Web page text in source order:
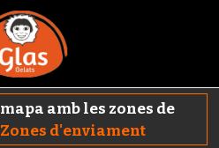
amb les zones de
Zones d'enviament